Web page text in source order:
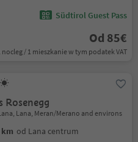
Südtirol Guest Pass
Od 85€
nocleg / 1 mieszkanie w tym podatek VAT
Rosenegg
Lana, Meran/Merano and environs
km od Lana centrum